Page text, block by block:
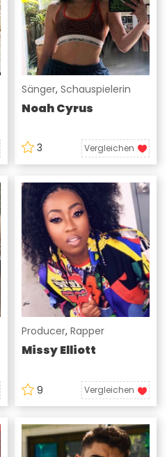
Sänger, Schauspielerin
Noah Cyrus
3 Vergleichen
Producer, Rapper
Missy Elliott
9 Vergleichen